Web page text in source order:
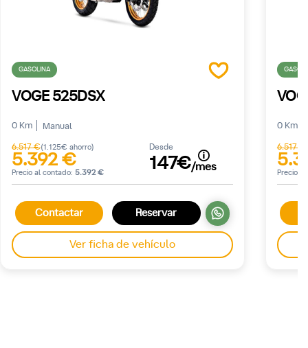
GASOLINA
VOGE 525DSX
0 Km Manual
6.517 €(1.125€ ahorro)
5.392 €
Precio al contado: 5.392 €
Desde
147€/mes
Contactar Reservar
Ver ficha de vehículo
0 Km
6.517 €
Precio